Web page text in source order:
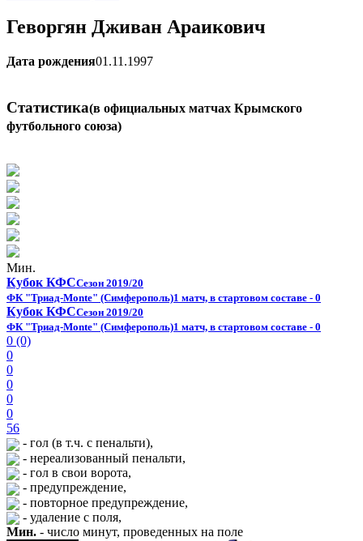
Геворгян Дживан Араикович
Дата рождения01.11.1997
Статистика(в официальных матчах Крымского
футбольного союза)
Мин.
Кубок КФССезон 2019/20
ФК "Триад-Monte" (Симферополь)1 матч, в стартовом составе - 0
Кубок КФССезон 2019/20
ФК "Триад-Monte" (Симферополь)1 матч, в стартовом составе - 0
0 (0)
0
0
0
0
0
56
- гол (в т.ч. с пенальти),
- нереализованный пенальти,
- гол в свои ворота,
- предупреждение,
- повторное предупреждение,
- удаление с поля,
Мин. - число минут, проведенных на поле